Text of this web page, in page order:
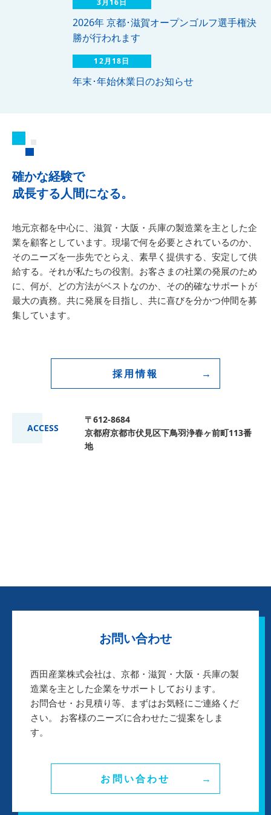
3月16日
2026年 京都･滋賀オープンゴルフ選手権決
勝が行われます
12月18日
年末･年始休業日のお知らせ
確かな経験で
成長する人間になる。
地元京都を中心に、滋賀・大阪・兵庫の製造業を主とした企
業を顧客としています。現場で何を必要とされているのか、
そのニーズを一歩先でとらえ、素早く提供する、安定して供
給する。それが私たちの役割。お客さまの社業の発展のため
に、何が、どの方法がベストなのか、その的確なサポートが
最大の責務。共に発展を目指し、共に喜びを分かつ仲間を募
集しています。
採用情報
ACCESS
〒612-8684
京都府京都市伏見区下鳥羽浄春ヶ前町113番
地
お問い合わせ
西田産業株式会社は、京都・滋賀・大阪・兵庫の製
造業を主とした企業をサポートしております。
お問合せ・お見積り等、まずはお気軽にご連絡くだ
さい。 お客様のニーズに合わせたご提案をしま
す。
お問い合わせ